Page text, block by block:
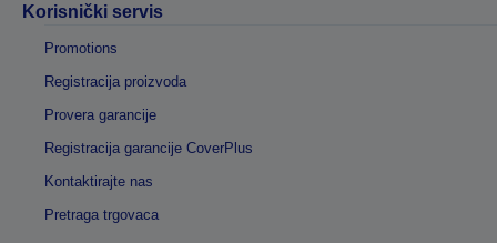
Korisnički servis
Promotions
Registracija proizvoda
Provera garancije
Registracija garancije CoverPlus
Kontaktirajte nas
Pretraga trgovaca